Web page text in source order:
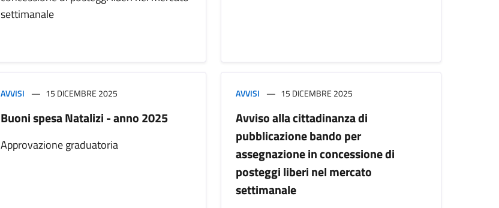
settimanale
AVVISI 15 DICEMBRE 2025
Buoni spesa Natalizi - anno 2025
Approvazione graduatoria
AVVISI 15 DICEMBRE 2025
Avviso alla cittadinanza di
pubblicazione bando per
assegnazione in concessione di
posteggi liberi nel mercato
settimanale